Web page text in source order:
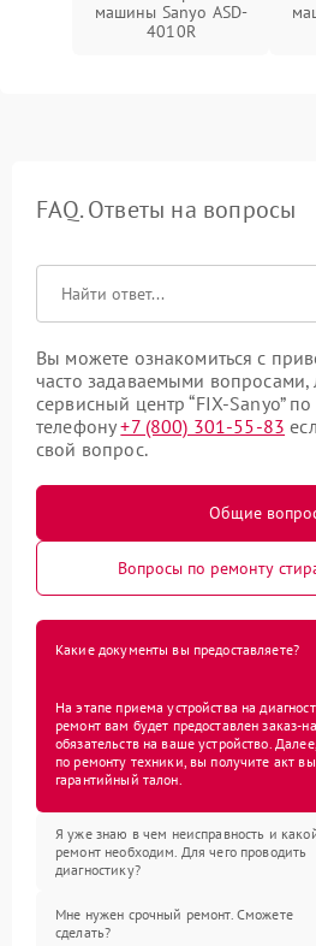
машины Sanyo ASD-
4010R
FAQ. Ответы на вопросы
Вы можете ознакомиться с
часто задаваемыми вопросами,
сервисный центр “FIX-Sanyo”
телефону+7 (800) 301-55-83
свой вопрос.
Общие
Вопросы по ремонту
Какие документы вы предоставляете?
На этапе приема устройства на
ремонт вам будет предоставлен заказ-
обязательств на ваше устройство.
по ремонту техники, вы получите акт
гарантийный талон.
Я уже знаю в чем неисправность и
ремонт необходим. Для чего проводить
диагностику?
Мне нужен срочный ремонт. Сможете
сделать?